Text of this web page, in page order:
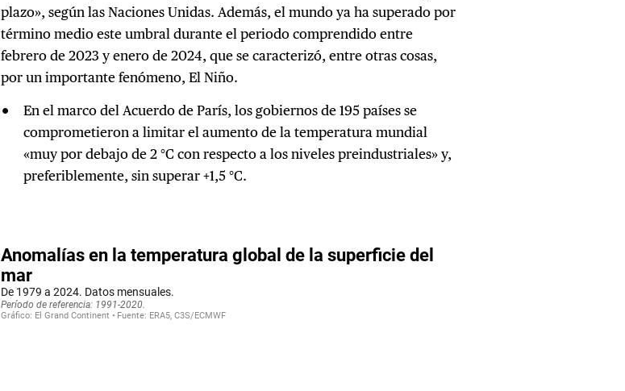
plazo», según las Naciones Unidas. Además, el mundo ya ha superado por
término medio este umbral durante el periodo comprendido entre
febrero de 2023 y enero de 2024, que se caracterizó, entre otras cosas,
por un importante fenómeno, El Niño.
En el marco del Acuerdo de París, los gobiernos de 195 países se
comprometieron a limitar el aumento de la temperatura mundial
«muy por debajo de 2 °C con respecto a los niveles preindustriales» y,
preferiblemente, sin superar +1,5 °C.